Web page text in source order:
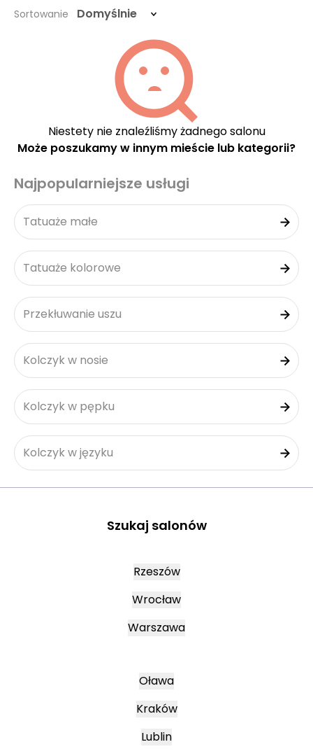
Sortowanie Domyślnie
Niestety nie znaleźliśmy żadnego salonu
Może poszukamy w innym mieście lub kategorii?
Najpopularniejsze usługi
Tatuaże małe
Tatuaże kolorowe
Przekłuwanie uszu
Kolczyk w nosie
Kolczyk w pępku
Kolczyk w języku
Szukaj salonów
Rzeszów
Wrocław
Warszawa
Oława
Kraków
Lublin